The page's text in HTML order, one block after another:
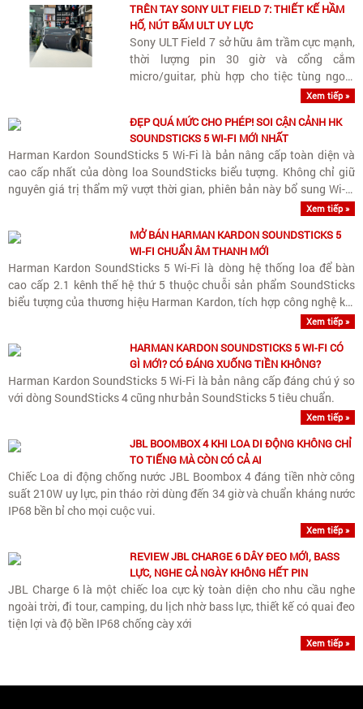
TRÊN TAY SONY ULT FIELD 7: THIẾT KẾ HẦM
HỐ, NÚT BẤM ULT UY LỰC
Sony ULT Field 7 sở hữu âm trầm cực mạnh,
thời lượng pin 30 giờ và cổng cắm
micro/guitar, phù hợp cho tiệc tùng ngoài
Xem tiếp »
ĐẸP QUÁ MỨC CHO PHÉP! SOI CẬN CẢNH HK
SOUNDSTICKS 5 WI-FI MỚI NHẤT
Harman Kardon SoundSticks 5 Wi-Fi là bản nâng cấp toàn diện và
cao cấp nhất của dòng loa SoundSticks biểu tượng. Không chỉ giữ
nguyên giá trị thẩm mỹ vượt thời gian, phiên bản này bổ sung Wi-Fi
Xem tiếp »
MỞ BÁN HARMAN KARDON SOUNDSTICKS 5
WI-FI CHUẨN ÂM THANH MỚI
Harman Kardon SoundSticks 5 Wi-Fi là dòng hệ thống loa để bàn
cao cấp 2.1 kênh thế hệ thứ 5 thuộc chuỗi sản phẩm SoundSticks
biểu tượng của thương hiệu Harman Kardon, tích hợp công nghệ kết
Xem tiếp »
HARMAN KARDON SOUNDSTICKS 5 WI-FI CÓ
GÌ MỚI? CÓ ĐÁNG XUỐNG TIỀN KHÔNG?
Harman Kardon SoundSticks 5 Wi-Fi là bản nâng cấp đáng chú ý so
với dòng SoundSticks 4 cũng như bản SoundSticks 5 tiêu chuẩn.
Xem tiếp »
JBL BOOMBOX 4 KHI LOA DI ĐỘNG KHÔNG CHỈ
TO TIẾNG MÀ CÒN CÓ CẢ AI
Chiếc Loa di động chống nước JBL Boombox 4 đáng tiền nhờ công
suất 210W uy lực, pin tháo rời dùng đến 34 giờ và chuẩn kháng nước
IP68 bền bỉ cho mọi cuộc vui.
Xem tiếp »
REVIEW JBL CHARGE 6 DÂY ĐEO MỚI, BASS
LỰC, NGHE CẢ NGÀY KHÔNG HẾT PIN
JBL Charge 6 là một chiếc loa cực kỳ toàn diện cho nhu cầu nghe
ngoài trời, đi tour, camping, du lịch nhờ bass lực, thiết kế có quai đeo
tiện lợi và độ bền IP68 chống cày xới
Xem tiếp »